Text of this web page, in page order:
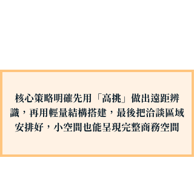
核心策略明確先用「高挑」做出遠距辨
識，再用輕量結構搭建，最後把洽談區域
安排好，小空間也能呈現完整商務空間